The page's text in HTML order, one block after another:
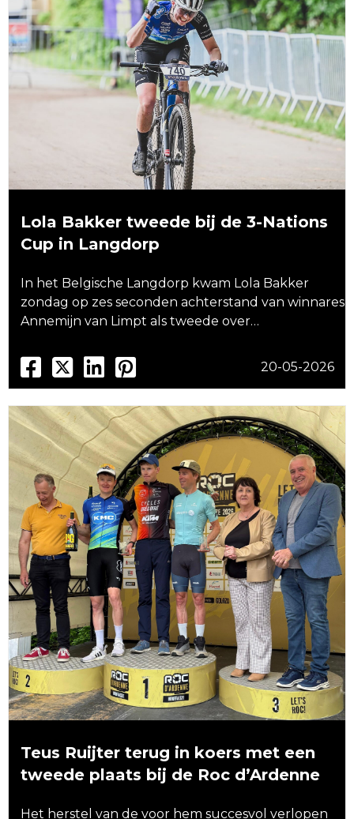
Lola Bakker tweede bij de 3-Nations
Cup in Langdorp
In het Belgische Langdorp kwam Lola Bakker
zondag op zes seconden achterstand van winnares
Annemijn van Limpt als tweede over…
20-05-2026
Teus Ruijter terug in koers met een
tweede plaats bij de Roc d’Ardenne
Het herstel van de voor hem succesvol verlopen